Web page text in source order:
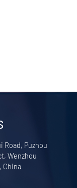
Road, Puzhou
Wenzhou
China